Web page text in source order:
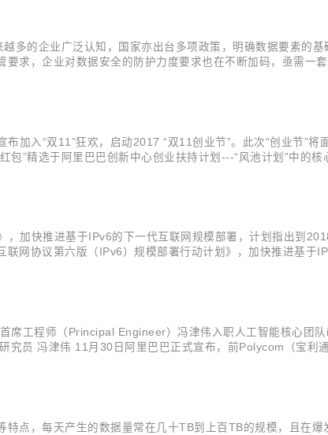
多的企业广泛认知，国家亦出台多项政策，明确数据要素的
求，企业对数据安全的防护力度要求也在不断加码，亟需一
加入“双11”狂欢，启动2017 “双11创业节”。此次“创业节”将
”精选于阿里巴巴创新中心创业扶持计划---“风池计划”中的
加快推进基于IPv6的下一代互联网规模部署，计划指出到
网协议第六版（IPv6）规模部署行动计划》，加快推进基于
工程师（Principal Engineer）冯津伟入职人工智能核心团
员 冯津伟 11月30日阿里巴巴正式宣布，前Polycom（宝利
点，每天产生的数据量常在几十TB到上百TB的规模，且在